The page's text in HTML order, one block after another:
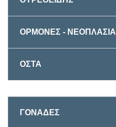
ΟΡΜΟΝΕΣ - ΝΕΟΠΛΑΣΙΑ
ΟΣΤΑ
ΓΟΝΑΔΕΣ